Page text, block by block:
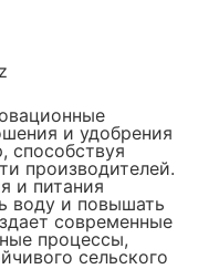
и удобрения
способствуя
производителей.
и питания
воду и повышать
современные
процессы,
сельского